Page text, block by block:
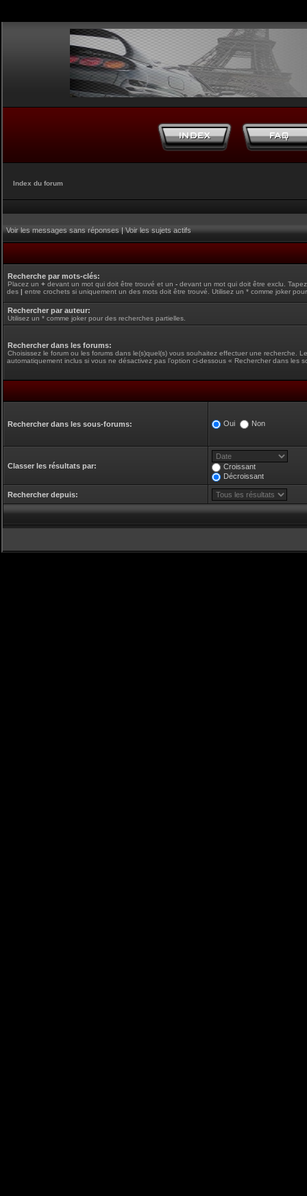
Index du forum
Voir les messages sans réponses|Voir les sujets actifs
Recherche par mots-clés:
Placez un + devant un mot qui doit être trouvé et un - devant un mot qui doit être exclu.
des | entre crochets si uniquement un des mots doit être trouvé. Utilisez un * comme joker
Rechercher par auteur:
Utilisez un * comme joker pour des recherches partielles.
Rechercher dans les forums:
Choisissez le forum ou les forums dans le(s)quel(s) vous souhaitez effectuer une recherche.
automatiquement inclus si vous ne désactivez pas l’option ci-dessous « Rechercher dans les
Rechercher dans les sous-forums: Oui Non
Classer les résultats par:
Croissant
Décroissant
Rechercher depuis: